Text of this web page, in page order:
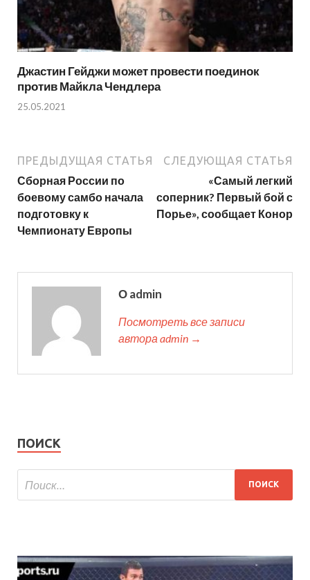
Джастин Гейджи может провести поединок
против Майкла Чендлера
25.05.2021
ПРЕДЫДУЩАЯ СТАТЬЯ
Сборная России по
боевому самбо начала
подготовку к
Чемпионату Европы
СЛЕДУЮЩАЯ СТАТЬЯ
«Самый легкий
соперник? Первый бой с
Порье», сообщает Конор
О admin
Посмотреть все записи
автора admin →
ПОИСК